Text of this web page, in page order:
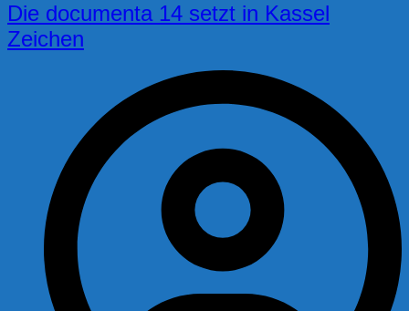
Die documenta 14 setzt in Kassel
Zeichen